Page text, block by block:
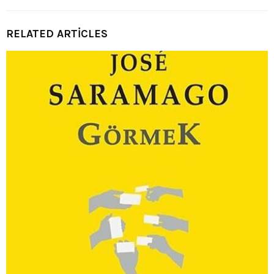
RELATED ARTICLES